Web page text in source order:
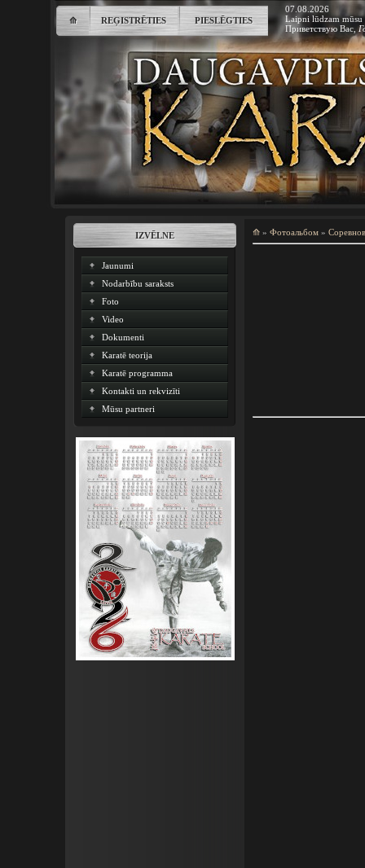
⟰ REĢISTRĒTIES PIESLĒGTIES
07.08.2026
Laipni lūdzam mūsu
Приветствую Вас ,
IZVĒLNE
Jaunumi
Nodarbību saraksts
Foto
Video
Dokumenti
Karatē teorija
Karatē programma
Kontakti un rekvizīti
Mūsu partneri
⟰ » Фотоальбом »